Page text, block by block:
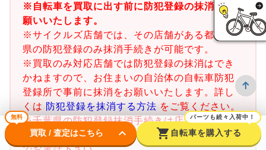
※自転車を買取に出す前に防犯登録の抹消をお
願いいたします。
※サイクルズ店舗では、その店舗がある都道府
県の防犯登録のみ抹消手続きが可能です。
※買取のみ対応店舗では防犯登録の抹消はでき
かねますので、お住まいの自治体の自転車防犯
登録所で事前に抹消をお願いいたします。詳し
くは 防犯登録を抹消する方法 をご覧ください。
※千葉県の防犯登録抹消手続きは店舗で行うこ
とができません。千葉県内の警察署又は交番ま
無料
買取 / 査定はこちら keyboard_arrow_down shopping_cart
パーツも続々入荷中！
自転車を購入する